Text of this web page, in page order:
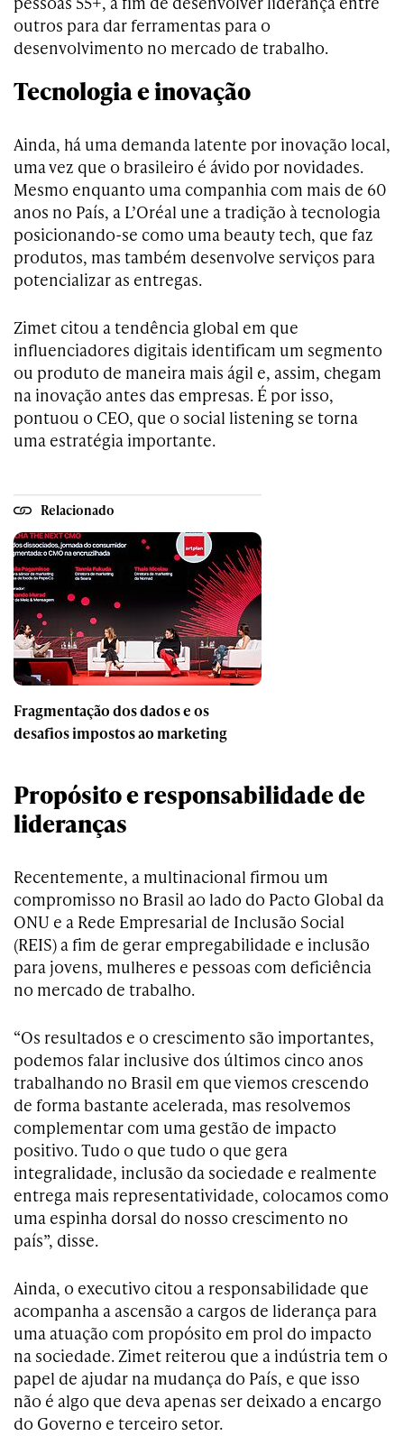
outros para dar ferramentas para o
desenvolvimento no mercado de trabalho.
Tecnologia e inovação
Ainda, há uma demanda latente por inovação local,
uma vez que o brasileiro é ávido por novidades.
Mesmo enquanto uma companhia com mais de 60
anos no País, a L’Oréal une a tradição à tecnologia
posicionando-se como uma beauty tech, que faz
produtos, mas também desenvolve serviços para
potencializar as entregas.
Zimet citou a tendência global em que
influenciadores digitais identificam um segmento
ou produto de maneira mais ágil e, assim, chegam
na inovação antes das empresas. É por isso,
pontuou o CEO, que o social listening se torna
uma estratégia importante.
Relacionado
Fragmentação dos dados e os
desafios impostos ao marketing
Propósito e responsabilidade de
lideranças
Recentemente, a multinacional firmou um
compromisso no Brasil ao lado do Pacto Global da
ONU e a Rede Empresarial de Inclusão Social
(REIS) a fim de gerar empregabilidade e inclusão
para jovens, mulheres e pessoas com deficiência
no mercado de trabalho.
“Os resultados e o crescimento são importantes,
podemos falar inclusive dos últimos cinco anos
trabalhando no Brasil em que viemos crescendo
de forma bastante acelerada, mas resolvemos
complementar com uma gestão de impacto
positivo. Tudo o que tudo o que gera
integralidade, inclusão da sociedade e realmente
entrega mais representatividade, colocamos como
uma espinha dorsal do nosso crescimento no
país”, disse.
Ainda, o executivo citou a responsabilidade que
acompanha a ascensão a cargos de liderança para
uma atuação com propósito em prol do impacto
na sociedade. Zimet reiterou que a indústria tem o
papel de ajudar na mudança do País, e que isso
não é algo que deva apenas ser deixado a encargo
do Governo e terceiro setor.